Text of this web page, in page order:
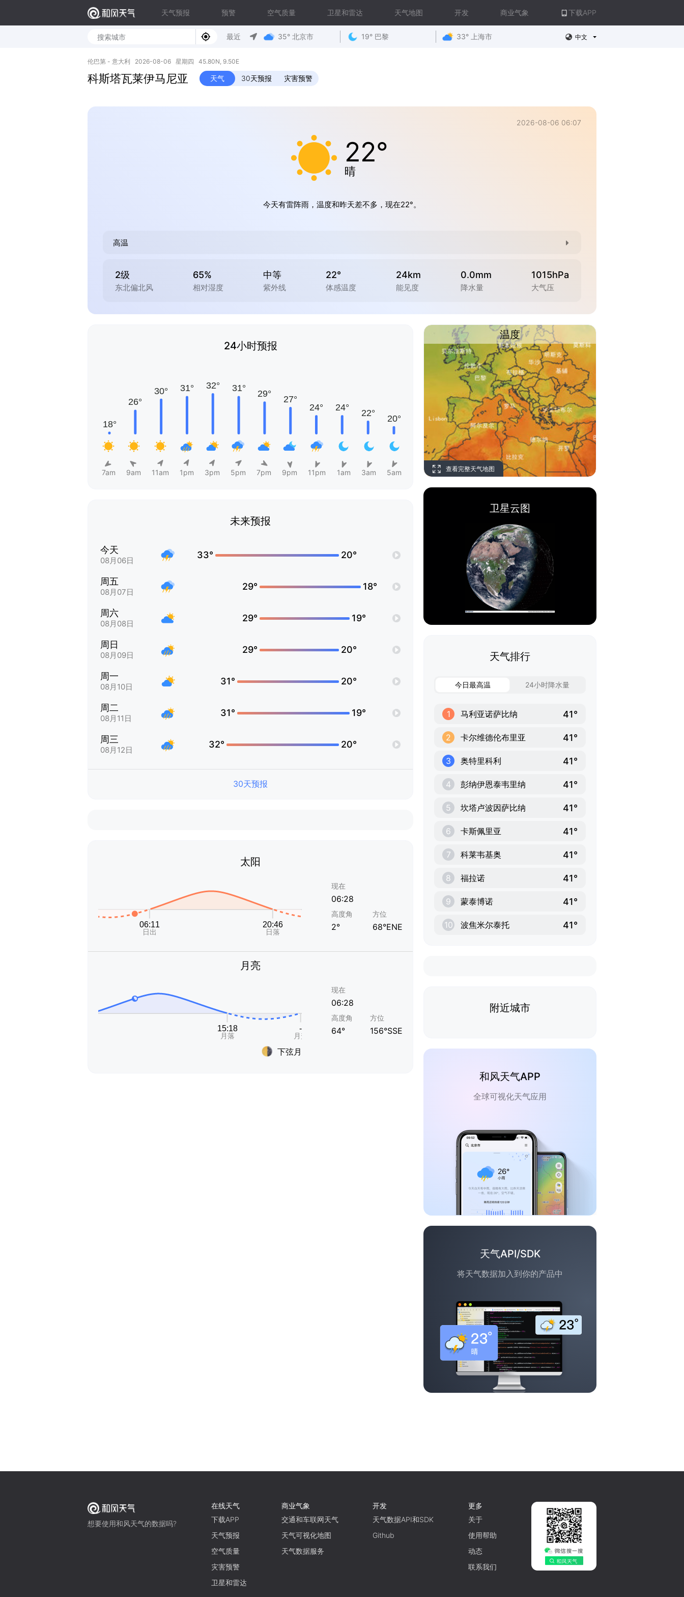
天气预报 预警 空气质量 卫星和雷达 天气地图 开发 商业气象 下载APP
最近 35° 北京市 19° 巴黎 33° 上海市 中文
伦巴第 - 意大利 2026-08-06 星期四 45.80N, 9.50E
科斯塔瓦莱伊马尼亚 天气 30天预报 灾害预警
2026-08-06 06:07
22°
晴
今天有雷阵雨，温度和昨天差不多，现在22°。
高温
2级
东北偏北风
65%
相对湿度
中等
紫外线
22°
体感温度
24km
能见度
0.0mm
降水量
1015hPa
大气压
24小时预报
7am 9am 11am 1pm 3pm 5pm 7pm 9pm 11pm 1am 3am 5am
未来预报
今天
08月06日
33° 20°
周五
08月07日
29° 18°
周六
08月08日
29° 19°
周日
08月09日
29° 20°
周一
08月10日
31° 20°
周二
08月11日
31° 19°
周三
08月12日
32° 20°
30天预报
太阳
现在
06:28
高度角
2°
方位
68°ENE
月亮
下弦月
现在
06:28
高度角
64°
方位
156°SSE
温度
查看完整天气地图
卫星云图
天气排行
今日最高温 24小时降水量
1 马利亚诺萨比纳 41°
2 卡尔维德伦布里亚 41°
3 奥特里科利 41°
4 彭纳伊恩泰韦里纳 41°
5 坎塔卢波因萨比纳 41°
6 卡斯佩里亚 41°
7 科莱韦基奥 41°
8 福拉诺 41°
9 蒙泰博诺 41°
10 波焦米尔泰托 41°
附近城市
和风天气APP
全球可视化天气应用
天气API/SDK
将天气数据加入到你的产品中
想要使用和风天气的数据吗?
在线天气
下载APP
天气预报
空气质量
灾害预警
卫星和雷达
商业气象
交通和车联网天气
天气可视化地图
天气数据服务
开发
天气数据API和SDK
Github
更多
关于
使用帮助
动态
联系我们